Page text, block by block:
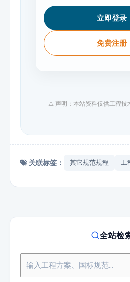
立即登录
免费注册
⚠️ 声明：本站资料仅供工程技
关联标签： 其它规范规程 工
全站检